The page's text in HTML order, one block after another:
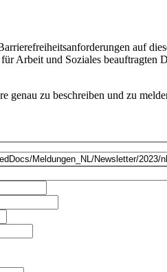
auf
Arbeit und Soziales beauftragten
genau zu beschreiben und zu